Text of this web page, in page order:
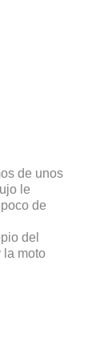
de unos
le
de
del
la moto